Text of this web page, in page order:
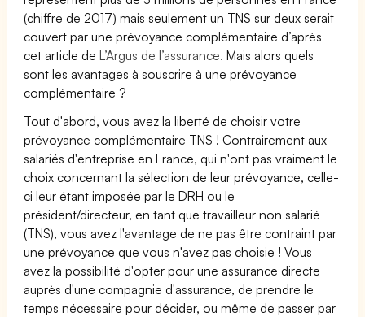
(chiffre de 2017) mais seulement un TNS sur deux serait
couvert par une prévoyance complémentaire d’après
cet article deL’Argus de l’assurance. Mais alors quels
sont les avantages à souscrire à une prévoyance
complémentaire ?
Tout d'abord, vous avez la liberté de choisir votre
prévoyance complémentaire TNS ! Contrairement aux
salariés d'entreprise en France, qui n'ont pas vraiment le
choix concernant la sélection de leur prévoyance, celle-
ci leur étant imposée par le DRH ou le
président/directeur, en tant que travailleur non salarié
(TNS), vous avez l'avantage de ne pas être contraint par
une prévoyance que vous n'avez pas choisie ! Vous
avez la possibilité d'opter pour une assurance directe
auprès d'une compagnie d'assurance, de prendre le
temps nécessaire pour décider, ou même de passer par